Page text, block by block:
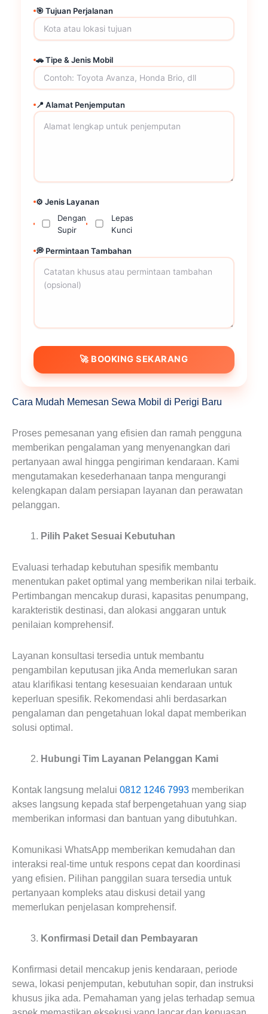
🎯 Tujuan Perjalanan
🚗 Tipe & Jenis Mobil
📍 Alamat Penjemputan
⚙️ Jenis Layanan
Dengan
Supir
Lepas
Kunci
💭 Permintaan Tambahan
🚀 BOOKING SEKARANG
Cara Mudah Memesan Sewa Mobil di Perigi Baru
Proses pemesanan yang efisien dan ramah pengguna
memberikan pengalaman yang menyenangkan dari
pertanyaan awal hingga pengiriman kendaraan. Kami
mengutamakan kesederhanaan tanpa mengurangi
kelengkapan dalam persiapan layanan dan perawatan
pelanggan.
Pilih Paket Sesuai Kebutuhan
Evaluasi terhadap kebutuhan spesifik membantu
menentukan paket optimal yang memberikan nilai terbaik.
Pertimbangan mencakup durasi, kapasitas penumpang,
karakteristik destinasi, dan alokasi anggaran untuk
penilaian komprehensif.
Layanan konsultasi tersedia untuk membantu
pengambilan keputusan jika Anda memerlukan saran
atau klarifikasi tentang kesesuaian kendaraan untuk
keperluan spesifik. Rekomendasi ahli berdasarkan
pengalaman dan pengetahuan lokal dapat memberikan
solusi optimal.
Hubungi Tim Layanan Pelanggan Kami
Kontak langsung melalui 0812 1246 7993 memberikan
akses langsung kepada staf berpengetahuan yang siap
memberikan informasi dan bantuan yang dibutuhkan.
Komunikasi WhatsApp memberikan kemudahan dan
interaksi real-time untuk respons cepat dan koordinasi
yang efisien. Pilihan panggilan suara tersedia untuk
pertanyaan kompleks atau diskusi detail yang
memerlukan penjelasan komprehensif.
Konfirmasi Detail dan Pembayaran
Konfirmasi detail mencakup jenis kendaraan, periode
sewa, lokasi penjemputan, kebutuhan sopir, dan instruksi
khusus jika ada. Pemahaman yang jelas terhadap semua